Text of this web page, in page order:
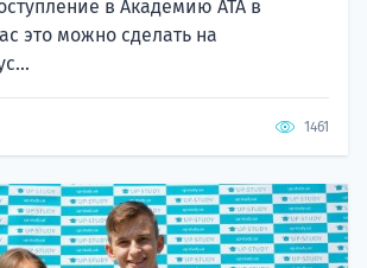
в Академию ATA в
это можно сделать на
1461